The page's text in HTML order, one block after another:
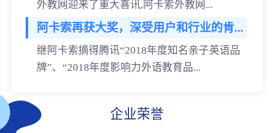
外教网迎来了重大喜讯,阿卡索外教网...
阿卡索再获大奖，深受用户和行业的肯...
继阿卡索摘得腾讯“2018年度知名亲子英语品
牌”、“2018年度影响力外语教育品...
企业荣誉